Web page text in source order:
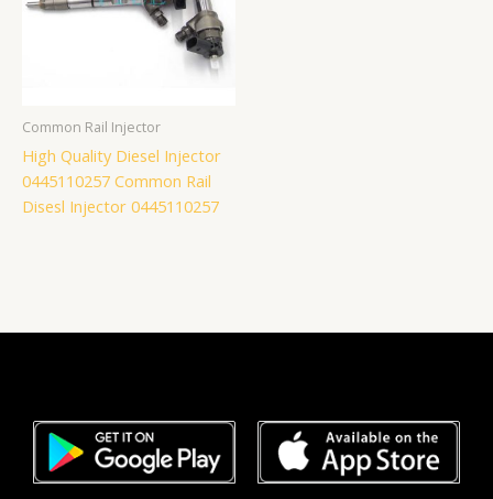
Common Rail Injector
High Quality Diesel Injector
0445110257 Common Rail
Disesl Injector 0445110257